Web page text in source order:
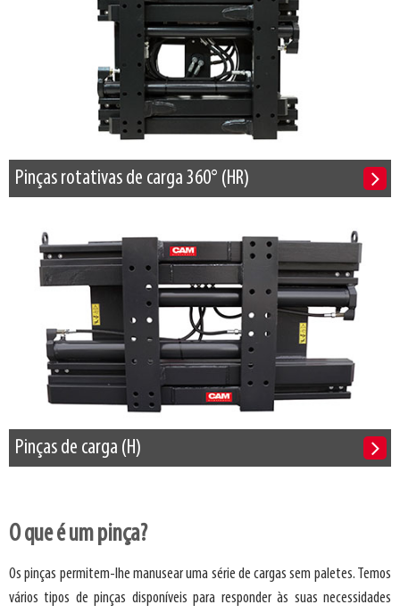
Pinças rotativas de carga 360° (HR)
Pinças de carga (H)
O que é um pinça?
Os pinças permitem-lhe manusear uma série de cargas sem paletes. Temos
vários tipos de pinças disponíveis para responder às suas necessidades